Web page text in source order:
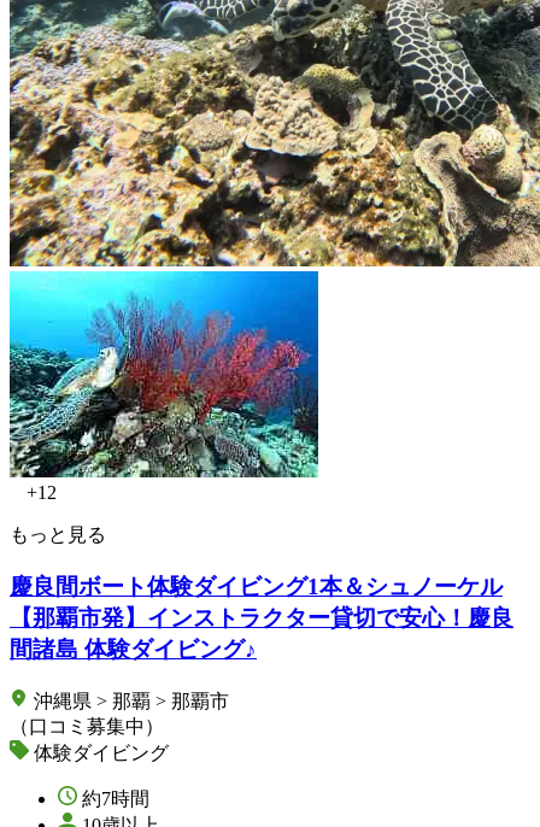
+12
もっと見る
慶良間ボート体験ダイビング1本＆シュノーケル
【那覇市発】インストラクター貸切で安心！慶良
間諸島 体験ダイビング♪
沖縄県 > 那覇 > 那覇市
（口コミ募集中）
体験ダイビング
約7時間